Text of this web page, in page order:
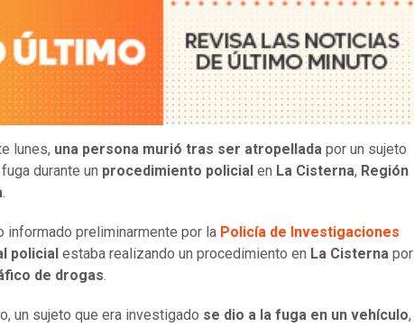
lunes, una persona murió tras ser atropellada por un sujeto
durante un procedimiento policial en La Cisterna, Región
.
informado preliminarmente por la Policía de Investigaciones
policial estaba realizando un procedimiento en La Cisterna por
de drogas.
un sujeto que era investigado se dio a la fuga en un vehículo,